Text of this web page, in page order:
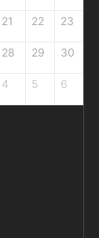
21 22 23
28 29 30
4 5 6